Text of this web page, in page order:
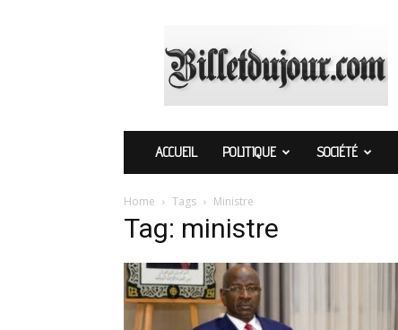
ACCUEIL POLITIQUE SOCIÉTÉ
Home Tags Ministre
Tag: ministre